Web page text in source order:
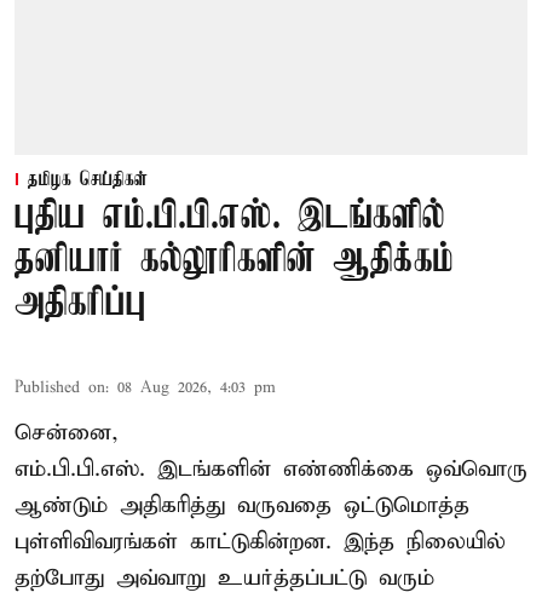
தமிழக செய்திகள்
புதிய எம்.பி.பி.எஸ். இடங்களில்
தனியார் கல்லூரிகளின் ஆதிக்கம்
அதிகரிப்பு
Published on: 08 Aug 2026, 4:03 pm
சென்னை,
எம்.பி.பி.எஸ். இடங்களின் எண்ணிக்கை ஒவ்வொரு
ஆண்டும் அதிகரித்து வருவதை ஒட்டுமொத்த
புள்ளிவிவரங்கள் காட்டுகின்றன. இந்த நிலையில்
தற்போது அவ்வாறு உயர்த்தப்பட்டு வரும்